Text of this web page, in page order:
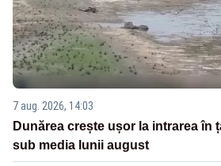
7 aug. 2026, 14:03
Dunărea crește ușor la intrarea în
sub media lunii august